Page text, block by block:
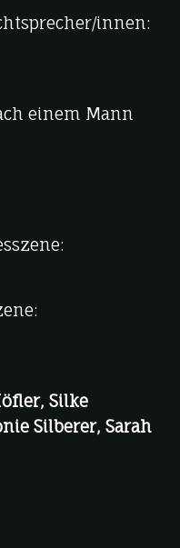
innen:
einem Mann
Silke
Silberer, Sarah